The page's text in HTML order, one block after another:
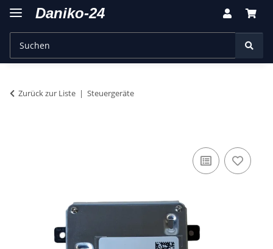
Zurück zur Liste Steuergeräte